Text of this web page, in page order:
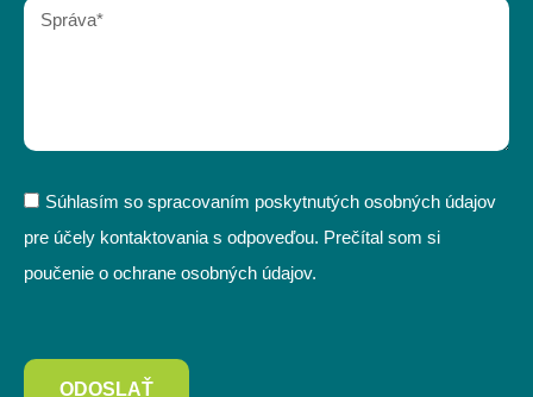
Súhlasím so spracovaním poskytnutých osobných údajov
pre účely kontaktovania s odpoveďou. Prečítal som si
poučenie o ochrane osobných údajov.
ODOSLAŤ